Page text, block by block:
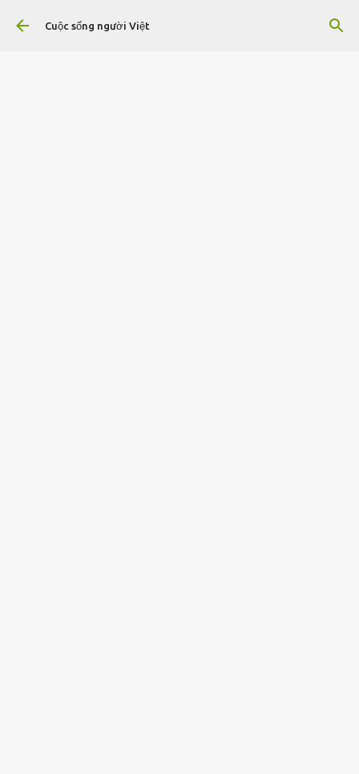
Chuyển đến nội dung chính
Cuộc sống người Việt